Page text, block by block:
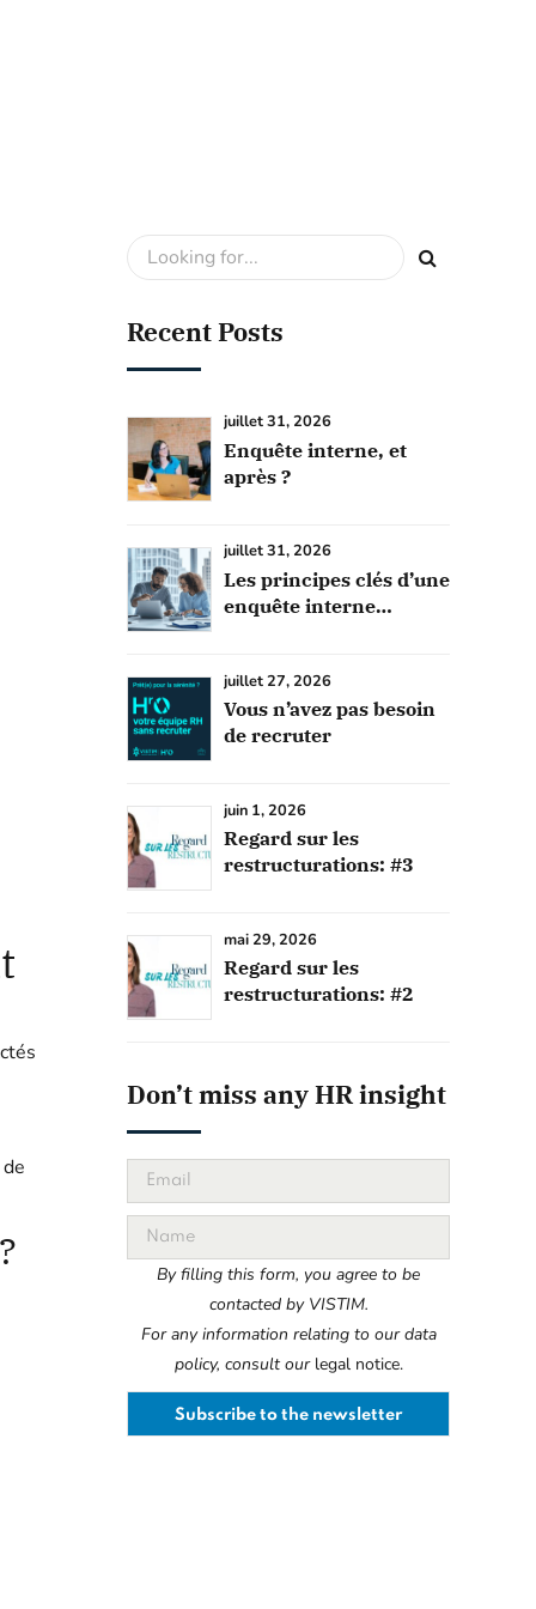
Recent Posts
juillet 31, 2026
Enquête interne, et
après ?
juillet 31, 2026
Les principes clés d’une
enquête interne
juillet 27, 2026
Vous n’avez pas besoin
de recruter
juin 1, 2026
Regard sur les
restructurations: #3
mai 29, 2026
Regard sur les
restructurations: #2
Don’t miss any HR insight
By filling this form, you agree to be
contacted by VISTIM.
For any information relating to our data
policy, consult our legal notice.